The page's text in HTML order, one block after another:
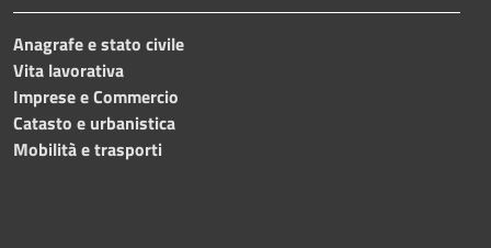
Anagrafe e stato civile
Vita lavorativa
Imprese e Commercio
Catasto e urbanistica
Mobilità e trasporti